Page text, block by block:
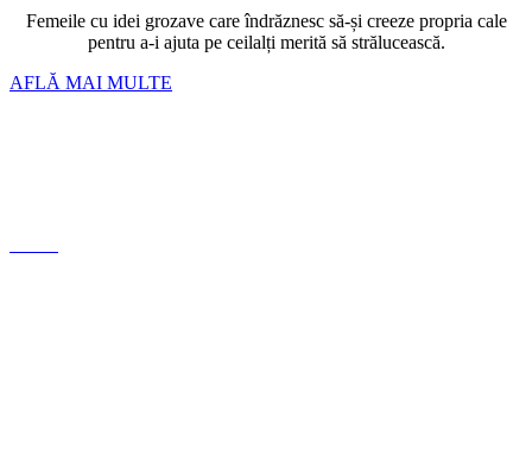
Femeile cu idei grozave care îndrăznesc să-și creeze propria cale
pentru a-i ajuta pe ceilalți merită să strălucească.
AFLĂ MAI MULTE